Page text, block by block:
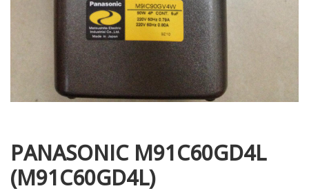
PANASONIC M91C60GD4L
(M91C60GD4L)